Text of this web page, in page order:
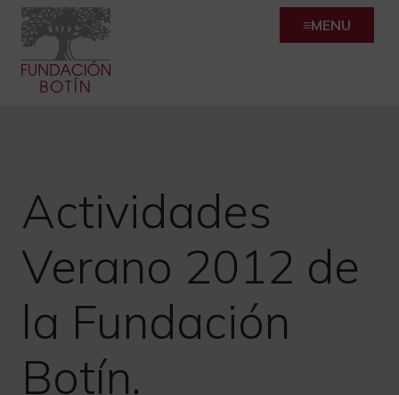
Skip
content
MENU
Actividades
Verano 2012 de
la Fundación
Botín.